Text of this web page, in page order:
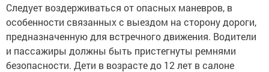
Следует воздерживаться от опасных маневров, в
особенности связанных с выездом на сторону дороги,
предназначенную для встречного движения. Водители
и пассажиры должны быть пристегнуты ремнями
безопасности. Дети в возрасте до 12 лет в салоне